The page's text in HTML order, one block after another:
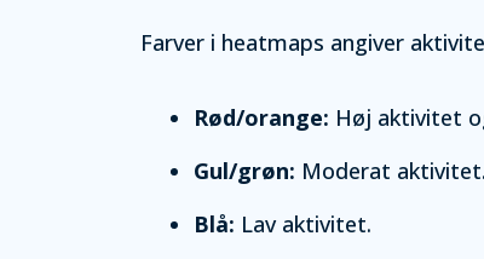
Farver i heatmaps angiver
Rød/orange: Høj aktivitet
Gul/grøn: Moderat aktivitet.
Blå: Lav aktivitet.